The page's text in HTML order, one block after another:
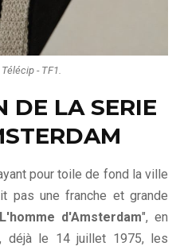
- TF1.
DE LA SERIE
pour toile de fond la ville
pas une franche et grande
L'homme d'Amsterdam", en
déjà le 14 juillet 1975, les